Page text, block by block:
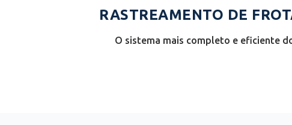
RASTREAMENTO DE
O sistema mais completo e eficiente